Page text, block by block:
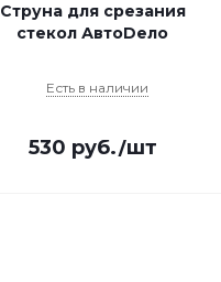
Струна для срезания
стекол АвтоDело
Есть в наличии
530 руб./шт